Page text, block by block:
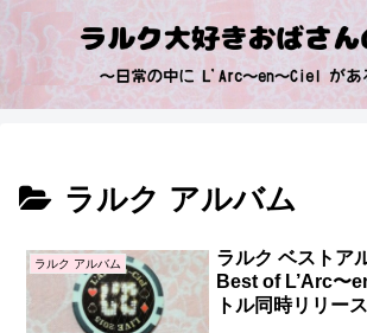
ラルク アルバム
ラルク アルバム
ラルク ベストア
Best of L’Arc〜
トル同時リリース